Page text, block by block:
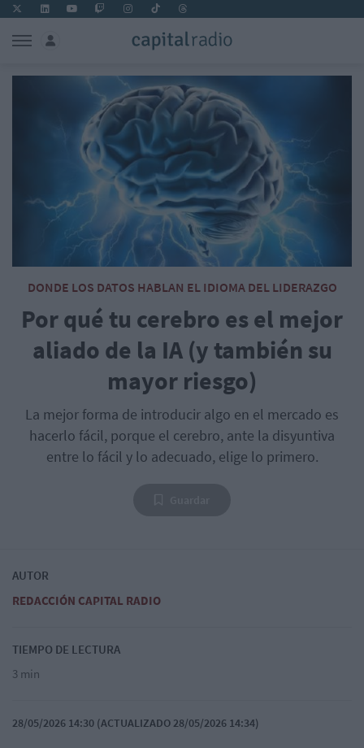
DONDE LOS DATOS HABLAN EL IDIOMA DEL LIDERAZGO
Por qué tu cerebro es el mejor
aliado de la IA (y también su
mayor riesgo)
La mejor forma de introducir algo en el mercado es
hacerlo fácil, porque el cerebro, ante la disyuntiva
entre lo fácil y lo adecuado, elige lo primero.
AUTOR
REDACCIÓN CAPITAL RADIO
TIEMPO DE LECTURA
3 min
28/05/2026 14:30 (ACTUALIZADO 28/05/2026 14:34)